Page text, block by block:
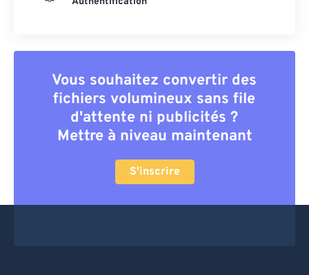
Vous souhaitez convertir des
fichiers volumineux sans file
d'attente ni publicités ?
Mettre à niveau maintenant
S'inscrire